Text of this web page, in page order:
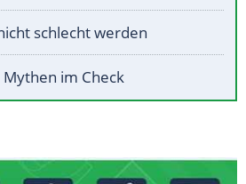
schlecht werden
im Check